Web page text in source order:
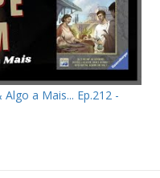
a Mais... Ep.212 -